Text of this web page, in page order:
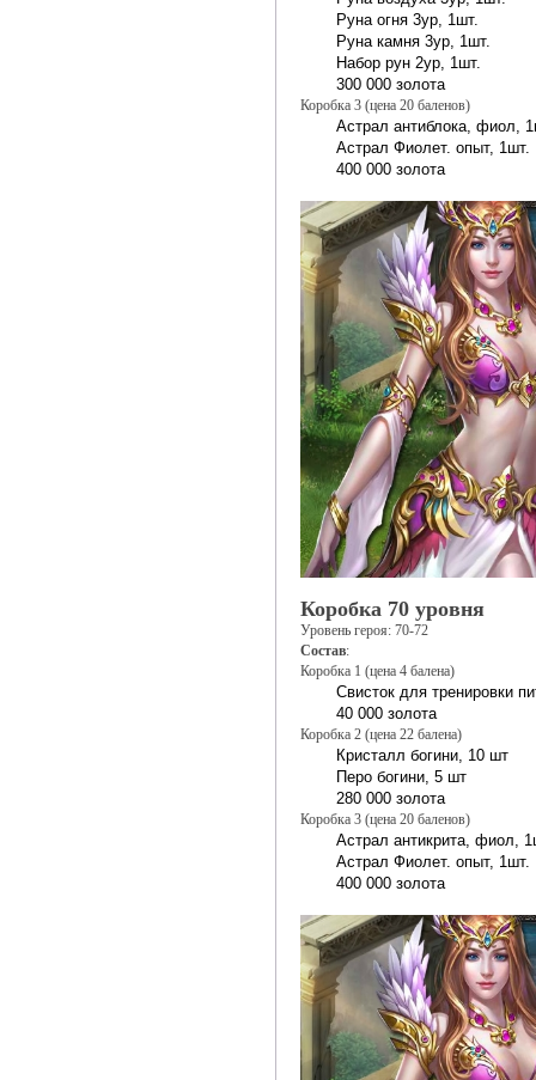
Руна огня 3ур, 1шт.
Руна камня 3ур, 1шт.
Набор рун 2ур, 1шт.
300 000 золота
Коробка 3 (цена 20 баленов)
Астрал антиблока, фиол,
Астрал Фиолет. опыт, 1шт.
400 000 золота
Коробка 70 уровня
Уровень героя: 70-72
Состав:
Коробка 1 (цена 4 балена)
Свисток для тренировки
40 000 золота
Коробка 2 (цена 22 балена)
Кристалл богини, 10 шт
Перо богини, 5 шт
280 000 золота
Коробка 3 (цена 20 баленов)
Астрал антикрита, фиол,
Астрал Фиолет. опыт, 1шт.
400 000 золота